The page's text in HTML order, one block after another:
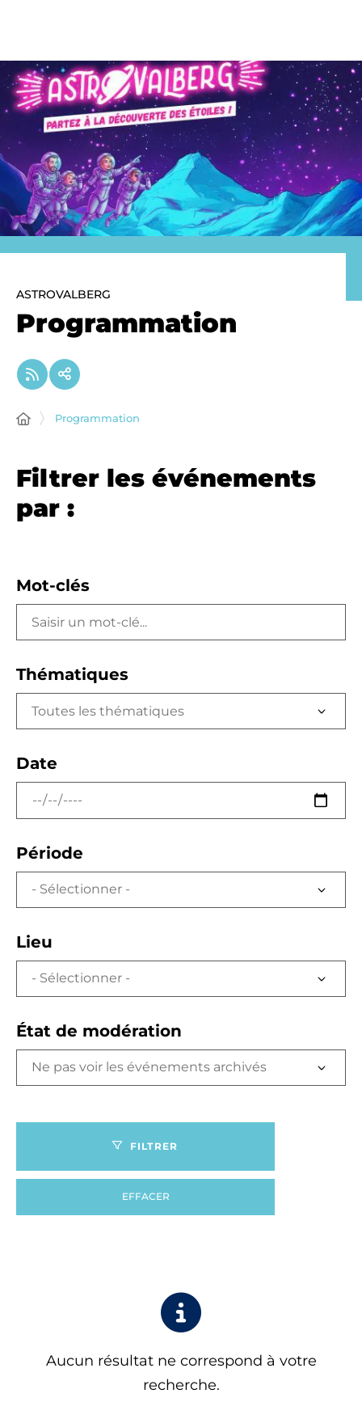
ASTROVALBERG
Programmation
Programmation
Filtrer les événements
par :
Mot-clés
Thématiques
Toutes les thématiques
Date
Période
Lieu
État de modération
FILTRER
EFFACER
Aucun résultat ne correspond à votre
recherche.